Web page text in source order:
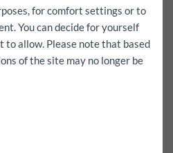
együtt igen
menjen igen
for comfort settings or to
You can decide for yourself
to allow. Please note that based
of the site may no longer be